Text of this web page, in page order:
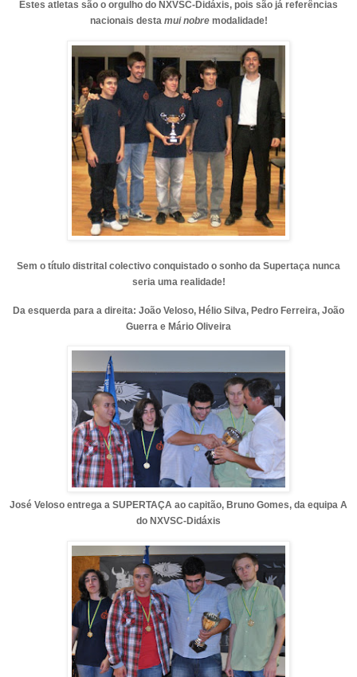
Estes atletas são o orgulho do NXVSC-Didáxis, pois são já referências
nacionais desta mui nobremodalidade!
Sem o título distrital colectivo conquistado o sonho da Supertaça nunca
seria uma realidade!
Da esquerda para a direita: João Veloso, Hélio Silva, Pedro Ferreira, João
Guerra e Mário Oliveira
José Veloso entrega a SUPERTAÇA ao capitão, Bruno Gomes, da equipa A
do NXVSC-Didáxis